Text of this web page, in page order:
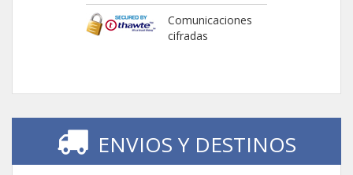
Comunicaciones
cifradas
ENVIOS Y DESTINOS